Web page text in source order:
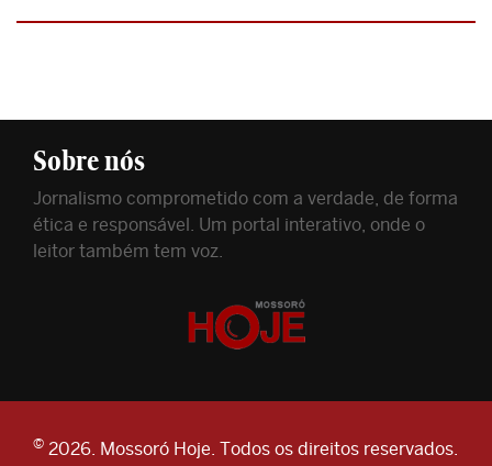
Sobre nós
Jornalismo comprometido com a verdade, de forma
ética e responsável. Um portal interativo, onde o
leitor também tem voz.
© 2026. Mossoró Hoje. Todos os direitos reservados.